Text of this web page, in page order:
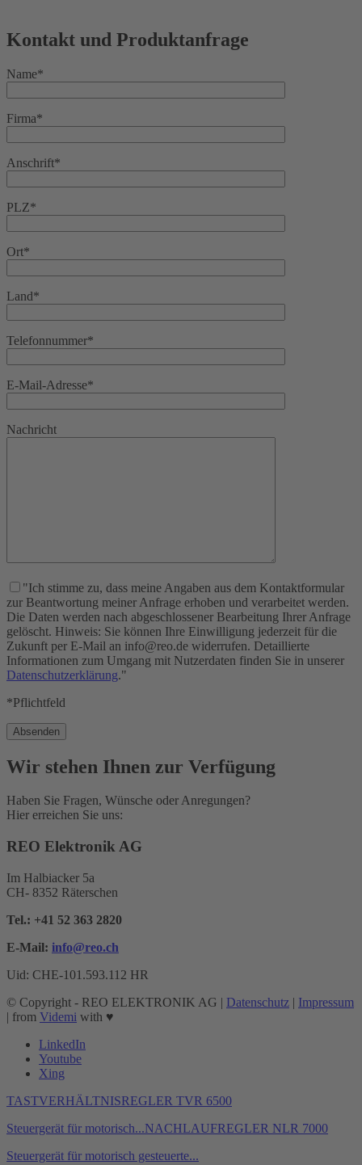
Kontakt und Produktanfrage
Name*
Firma*
Anschrift*
PLZ*
Ort*
Land*
Telefonnummer*
E-Mail-Adresse*
Nachricht
"Ich stimme zu, dass meine Angaben aus dem Kontaktformular
zur Beantwortung meiner Anfrage erhoben und verarbeitet werden.
Die Daten werden nach abgeschlossener Bearbeitung Ihrer Anfrage
gelöscht. Hinweis: Sie können Ihre Einwilligung jederzeit für die
Zukunft per E-Mail an info@reo.de widerrufen. Detaillierte
Informationen zum Umgang mit Nutzerdaten finden Sie in unserer
Datenschutzerklärung."
*Pflichtfeld
Wir stehen Ihnen zur Verfügung
Haben Sie Fragen, Wünsche oder Anregungen?
Hier erreichen Sie uns:
REO Elektronik AG
Im Halbiacker 5a
CH- 8352 Räterschen
Tel.: +41 52 363 2820
E-Mail: info@reo.ch
Uid: CHE-101.593.112 HR
© Copyright - REO ELEKTRONIK AG | Datenschutz | Impressum
| from Videmi with ♥︎
LinkedIn
Youtube
Xing
TASTVERHÄLTNISREGLER TVR 6500
Steuergerät für motorisch...NACHLAUFREGLER NLR 7000
Steuergerät für motorisch gesteuerte...